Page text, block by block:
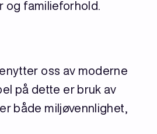
og familieforhold.
oss av moderne
på dette er bruk av
både miljøvennlighet,